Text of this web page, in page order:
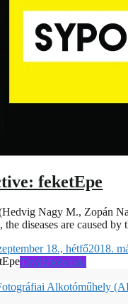
feketEpe
Nagy M., Zopán
diseases are caused
18., hétfő2018.
Továbbolvasás
Alkotóműhely